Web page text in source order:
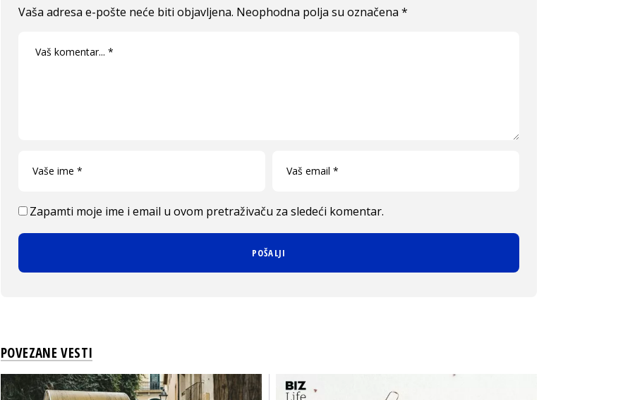
Vaša adresa e-pošte neće biti objavljena. Neophodna polja su označena *
Zapamti moje ime i email u ovom pretraživaču za sledeći komentar.
POVEZANE VESTI